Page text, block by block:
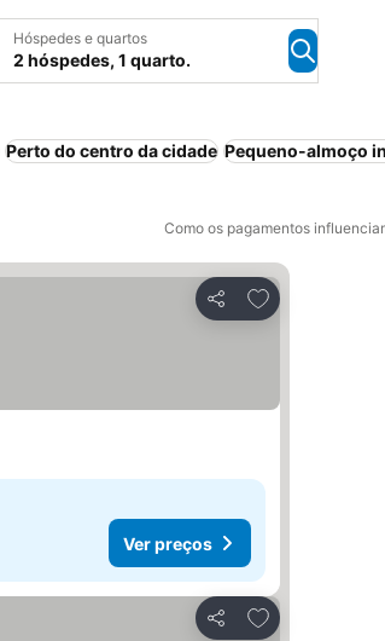
Hóspedes e quartos
2 hóspedes, 1 quarto.
Perto do centro da cidade Pequeno-almoço
Como os pagamentos
Partilhar
Adicionar aos
Ver preços
Partilhar
Adicionar aos